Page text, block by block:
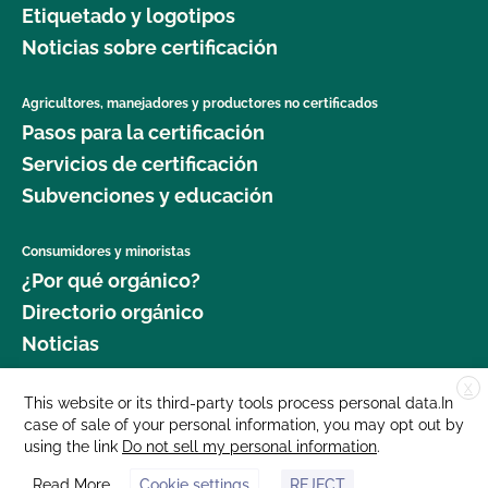
jardinería orgánica?
seguridad alimentaria como agricultor orgánico?
¿Dónde puedo obtener más información sobre la
gestión del ganado orgánico?
¿Dónde puedo encontrar semillas y plantas
orgánicas?
¿Qué cultivos requieren un intervalo de 120 días
antes de la cosecha cuando se aplica estiércol?
¿Qué norma GLOBALG.A.P. es mejor para mi
empresa?
Etiquetado y logotipos
Noticias sobre certificación
Agricultores, manejadores y productores no certificados
Pasos para la certificación
Servicios de certificación
Subvenciones y educación
Consumidores y minoristas
¿Por qué orgánico?
Directorio orgánico
Noticias
Donar
Carreras profesionales
Sala de prensa
X
This website or its third-party tools process personal data.In
case of sale of your personal information, you may opt out by
using the link Do not sell my personal information.